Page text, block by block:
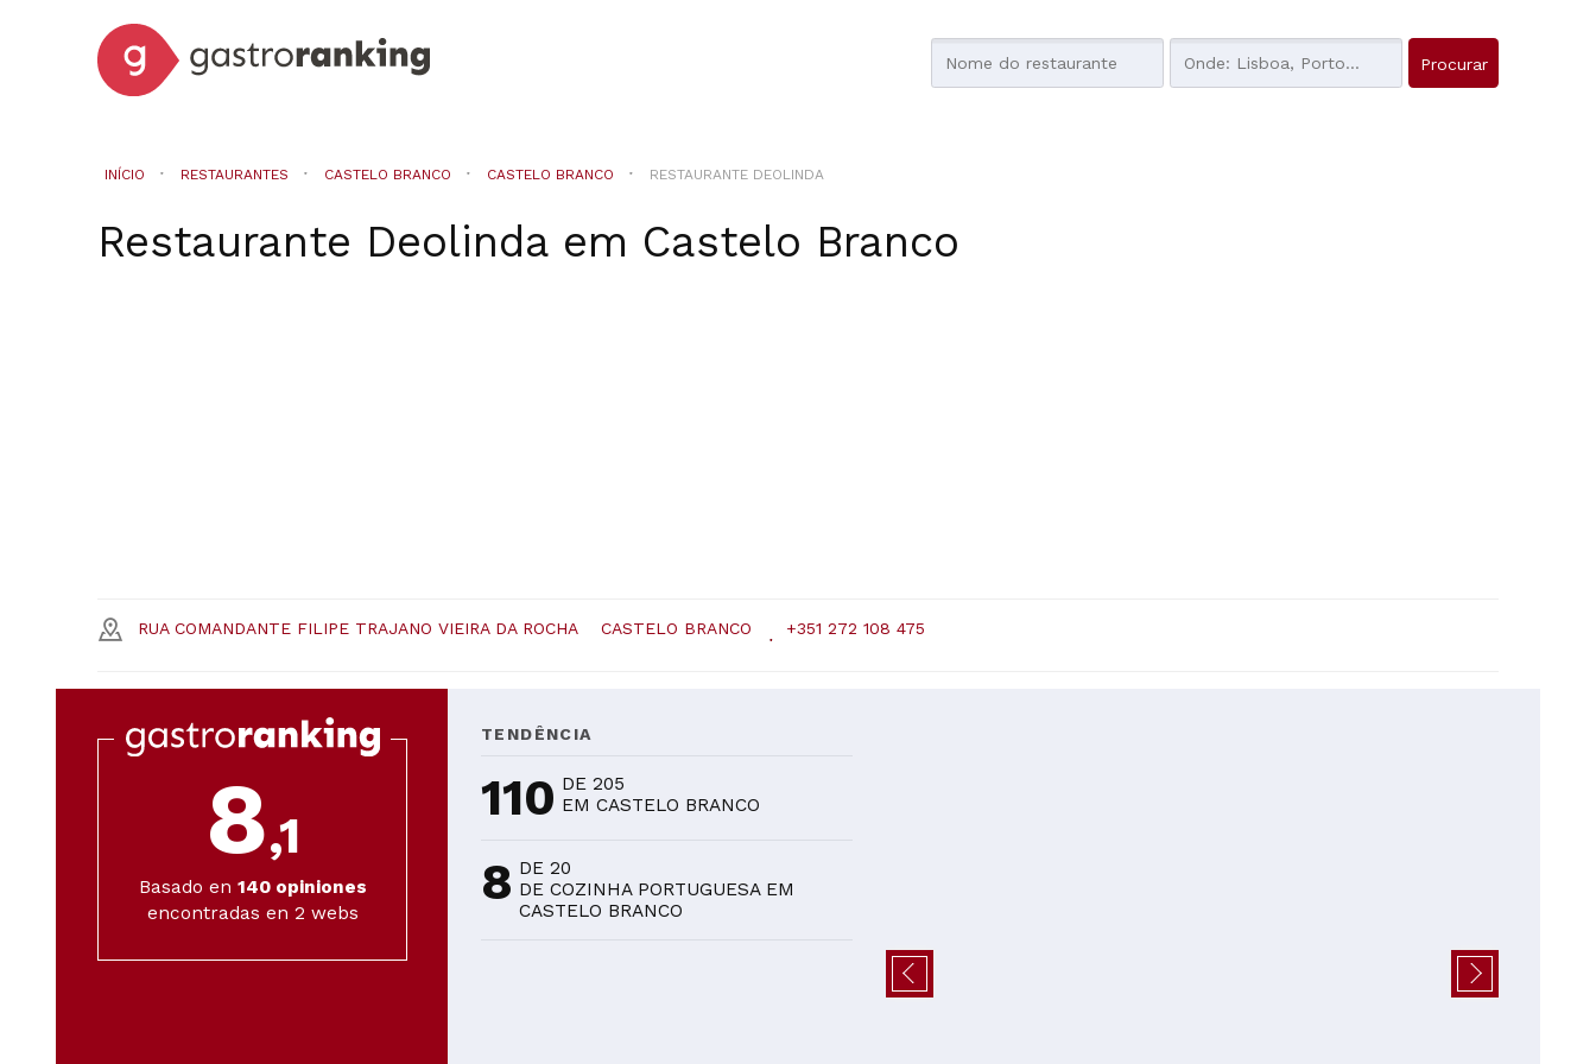
INÍCIO RESTAURANTES CASTELO BRANCO CASTELO BRANCO RESTAURANTE DEOLINDA
Restaurante Deolinda em Castelo Branco
RUA COMANDANTE FILIPE TRAJANO VIEIRA DA ROCHA CASTELO BRANCO +351 272 108 475
8,1
Basado en 140opiniones
encontradas en 2 webs
TENDÊNCIA
110 DE 205
EM CASTELO BRANCO
8 DE 20
DE COZINHA PORTUGUESA EM
CASTELO BRANCO